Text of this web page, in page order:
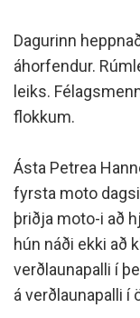
Dagurinn
áhorfendur.
leiks.
flokkum.
Ásta Petrea
fyrsta moto
þriðja moto-i að
hún náði ekki að
verðlaunapalli í
á verðlaunapalli